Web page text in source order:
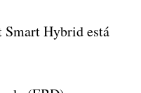
Smart Hybrid está